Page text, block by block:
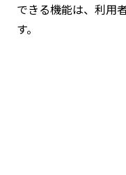
できる機能は、利用
す。